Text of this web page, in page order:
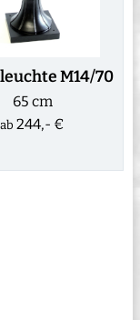
M14/70
65 cm
ab 244,- €